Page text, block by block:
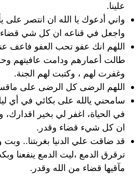
علينا.
واني أدعوك يا الله ان انتصر
واجعل في قناعه ان كل شي
اللهم انك عفو تحب العفو فاعف
طالت أعمارهم ودامت عافيتهم
وغفرت لهم ، وكتبت لهم الجنة.
اللهم الرضى كل الرضى على
سامحني يالله على بكائي في أي
في الحياة، اغفر لي بخير اقدارك،
ان كل شيء قضاء وقدر.
قد ضاقت علي الدنيا بغربتنا.. وبت
ترقرق الدمع ،ليت الدمع ينفعنا
مآقيها قضاء من الله وقدر.